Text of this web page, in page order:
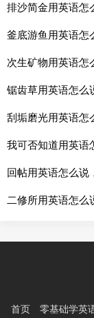
排沙简金用英语怎
釜底游鱼用英语怎
次生矿物用英语怎
锯齿草用英语怎么
刮垢磨光用英语怎
我可否知道用英语
回帖用英语怎么说
二修所用英语怎么
首页 零基础学英